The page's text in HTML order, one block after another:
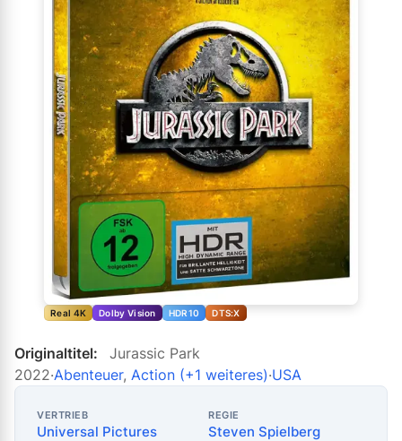
Real 4K Dolby Vision HDR10 DTS:X
Originaltitel:
Jurassic Park
2022·Abenteuer, Action (+1 weiteres)·USA
VERTRIEB
Universal Pictures
REGIE
Steven Spielberg